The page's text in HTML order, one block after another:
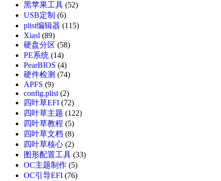
黑苹果工具 (52)
USB定制 (6)
plist编辑器 (115)
Xiasl (89)
硬盘分区 (58)
PE系统 (14)
PearBIOS (4)
硬件检测 (74)
APFS (9)
config.plist(2)
四叶草EFI (72)
四叶草主题 (122)
四叶草教程 (5)
四叶草文档 (8)
四叶草核心 (2)
图形配置工具 (33)
OC主题制作 (5)
OC引导EFI (76)